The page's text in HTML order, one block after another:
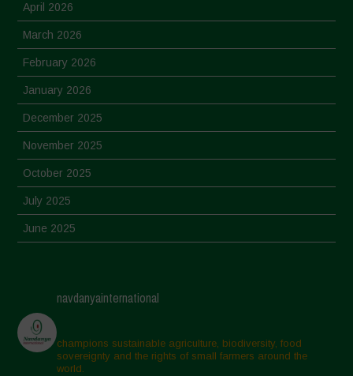
April 2026
March 2026
February 2026
January 2026
December 2025
November 2025
October 2025
July 2025
June 2025
March 2025
February 2025
November 2024
navdanyainternational
champions sustainable agriculture, biodiversity, food
sovereignty and the rights of small farmers around the
world.